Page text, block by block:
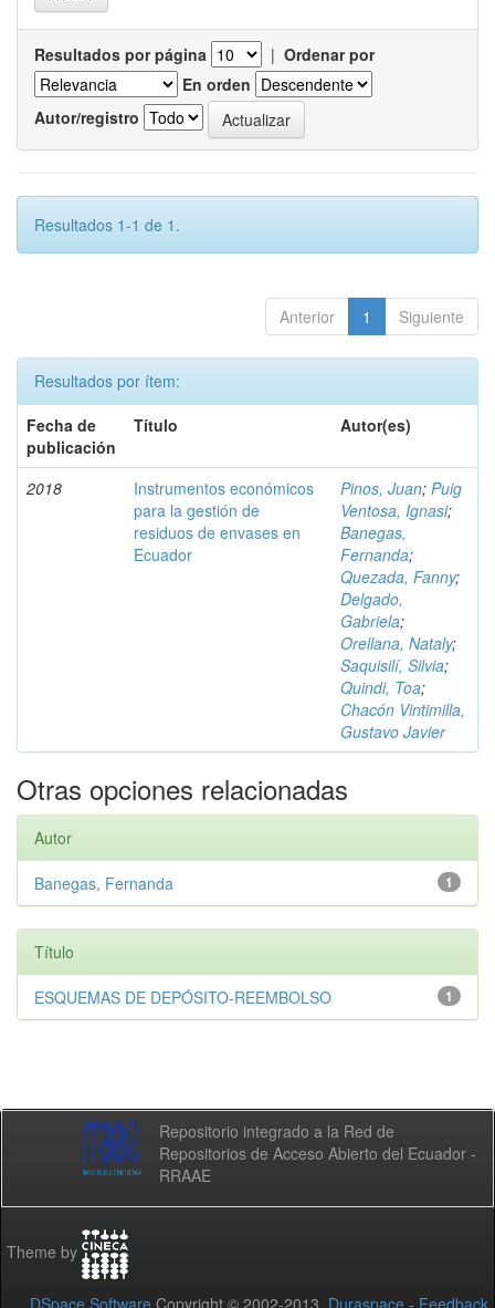
Resultados por página | Ordenar por
En orden
Autor/registro
Resultados 1-1 de 1.
Anterior 1 Siguiente
Resultados por ítem:
Fecha de
publicación
Título Autor(es)
2018
Instrumentos económicos
para la gestión de
residuos de envases en
Ecuador
Pinos, Juan; Puig
Ventosa, Ignasi;
Banegas,
Fernanda;
Quezada, Fanny;
Delgado,
Gabriela;
Orellana, Nataly;
Saquisilí, Silvia;
Quindi, Toa;
Chacón Vintimilla,
Gustavo Javier
Otras opciones relacionadas
Autor
1
Banegas, Fernanda
Título
1
ESQUEMAS DE DEPÓSITO-REEMBOLSO
Repositorio integrado a la Red de
Repositorios de Acceso Abierto del Ecuador -
RRAAE
Theme by
DSpace Software Copyright © 2002-2013 Duraspace - Feedback